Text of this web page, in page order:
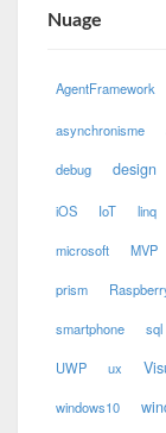
Nuage
AgentFramework
asynchronisme
debug design
iOS IoT linq
microsoft MVP
prism
smartphone sql
UWP ux
windows10